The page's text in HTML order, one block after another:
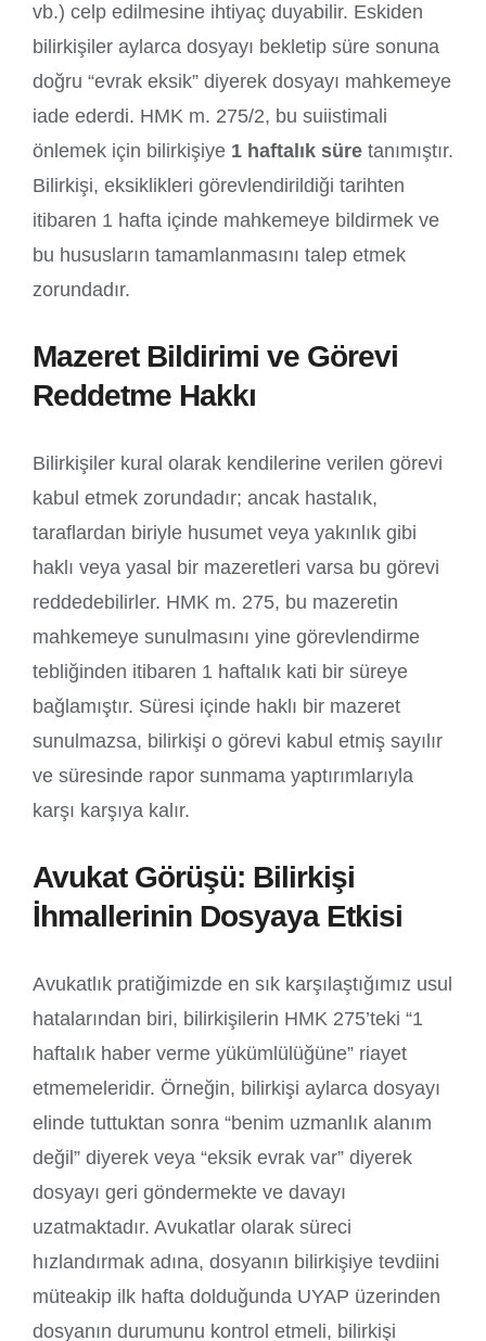
vb.) celp edilmesine ihtiyaç duyabilir. Eskiden
bilirkişiler aylarca dosyayı bekletip süre sonuna
doğru “evrak eksik” diyerek dosyayı mahkemeye
iade ederdi. HMK m. 275/2, bu suiistimali
önlemek için bilirkişiye 1 haftalık süre tanımıştır.
Bilirkişi, eksiklikleri görevlendirildiği tarihten
itibaren 1 hafta içinde mahkemeye bildirmek ve
bu hususların tamamlanmasını talep etmek
zorundadır.
Mazeret Bildirimi ve Görevi
Reddetme Hakkı
Bilirkişiler kural olarak kendilerine verilen görevi
kabul etmek zorundadır; ancak hastalık,
taraflardan biriyle husumet veya yakınlık gibi
haklı veya yasal bir mazeretleri varsa bu görevi
reddedebilirler. HMK m. 275, bu mazeretin
mahkemeye sunulmasını yine görevlendirme
tebliğinden itibaren 1 haftalık kati bir süreye
bağlamıştır. Süresi içinde haklı bir mazeret
sunulmazsa, bilirkişi o görevi kabul etmiş sayılır
ve süresinde rapor sunmama yaptırımlarıyla
karşı karşıya kalır.
Avukat Görüşü: Bilirkişi
İhmallerinin Dosyaya Etkisi
Avukatlık pratiğimizde en sık karşılaştığımız usul
hatalarından biri, bilirkişilerin HMK 275’teki “1
haftalık haber verme yükümlülüğüne” riayet
etmemeleridir. Örneğin, bilirkişi aylarca dosyayı
elinde tuttuktan sonra “benim uzmanlık alanım
değil” diyerek veya “eksik evrak var” diyerek
dosyayı geri göndermekte ve davayı
uzatmaktadır. Avukatlar olarak süreci
hızlandırmak adına, dosyanın bilirkişiye tevdiini
müteakip ilk hafta dolduğunda UYAP üzerinden
dosyanın durumunu kontrol etmeli, bilirkişi